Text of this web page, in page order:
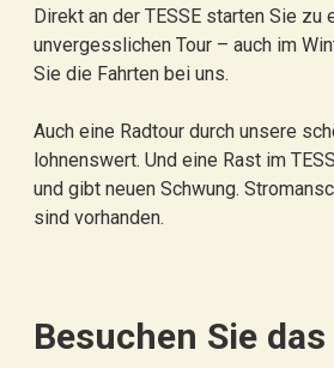
Direkt an der TESSE starten Sie zu
unvergesslichen Tour – auch im
Sie die Fahrten bei uns.
Auch eine Radtour durch unsere
lohnenswert. Und eine Rast im
und gibt neuen Schwung.
sind vorhanden.
Besuchen Sie das